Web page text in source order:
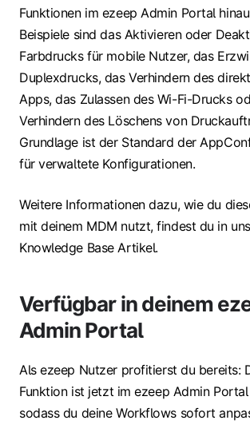
Funktionen im ezeep Admin Portal
Beispiele sind das Aktivieren oder
Farbdrucks für mobile Nutzer, das
Duplexdrucks, das Verhindern des
Apps, das Zulassen des Wi-Fi-Drucks
Verhindern des Löschens von
Grundlage ist der Standard der
für verwaltete Konfigurationen.
Weitere Informationen dazu, wie du
mit deinem MDM nutzt, findest du in
Knowledge Base Artikel.
Verfügbar in deinem
Admin Portal
Als ezeep Nutzer profitierst du bereits:
Funktion ist jetzt im ezeep Admin
sodass du deine Workflows sofort